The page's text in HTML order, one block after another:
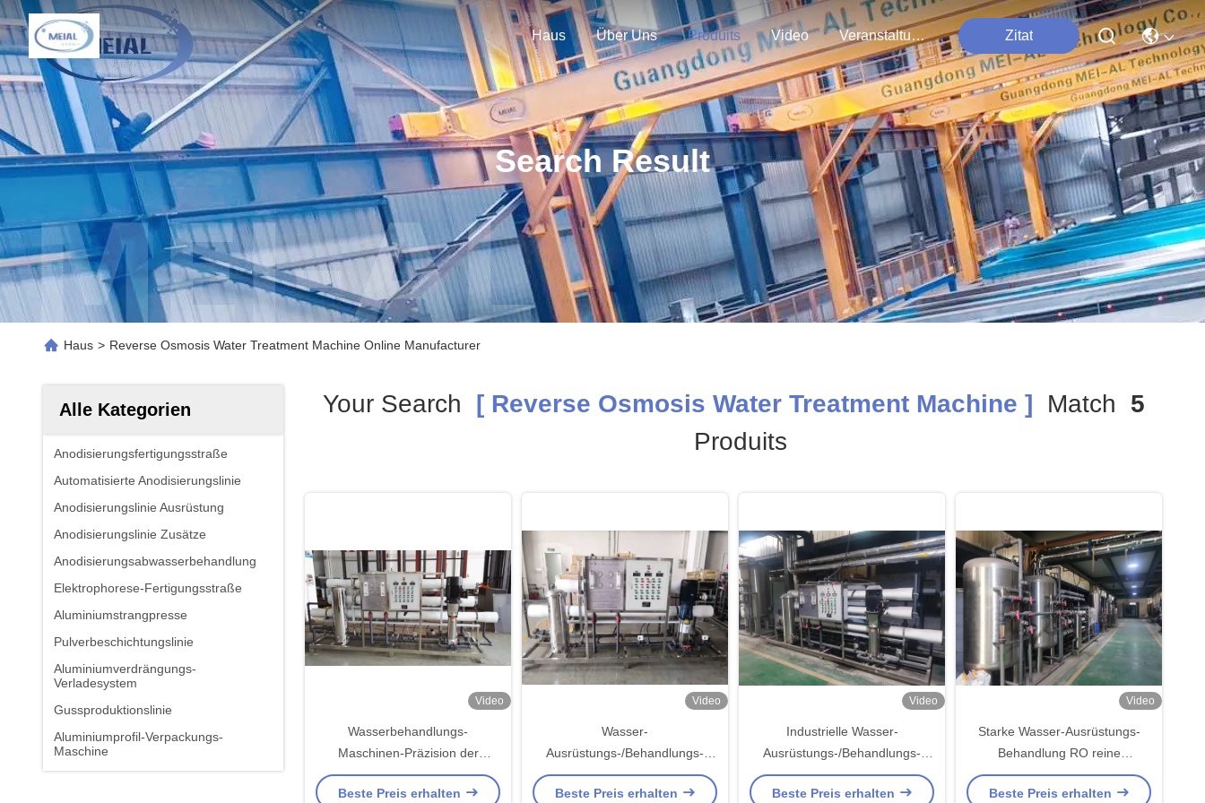
Haus Über Uns Produits Video Veranstaltungen Zitat
Search Result
Haus > Reverse Osmosis Water Treatment Machine Online Manufacturer
Alle Kategorien
Anodisierungsfertigungsstraße
Automatisierte Anodisierungslinie
Anodisierungslinie Ausrüstung
Anodisierungslinie Zusätze
Anodisierungsabwasserbehandlung
Elektrophorese-Fertigungsstraße
Aluminiumstrangpresse
Pulverbeschichtungslinie
Aluminiumverdrängungs-
Verladesystem
Gussproduktionslinie
Aluminiumprofil-Verpackungs-
Maschine
Your Search [ Reverse Osmosis Water Treatment Machine ] Match 5
Produits
Video
Wasserbehandlungs-
Maschinen-Präzision der
Umkehr-Osmose-220V
industriell
Beste Preis erhalten
Video
Wasser-
Ausrüstungs-/Behandlungs-
Maschinen-Reinigung Umkehr-
Osmose RO reine
Beste Preis erhalten
Video
Industrielle Wasser-
Ausrüstungs-/Behandlungs-
Maschinen-Reinigung RO reine
Beste Preis erhalten
Video
Starke Wasser-Ausrüstungs-
Behandlung RO reine
industrielle RO-Wasser-
Maschine
Beste Preis erhalten